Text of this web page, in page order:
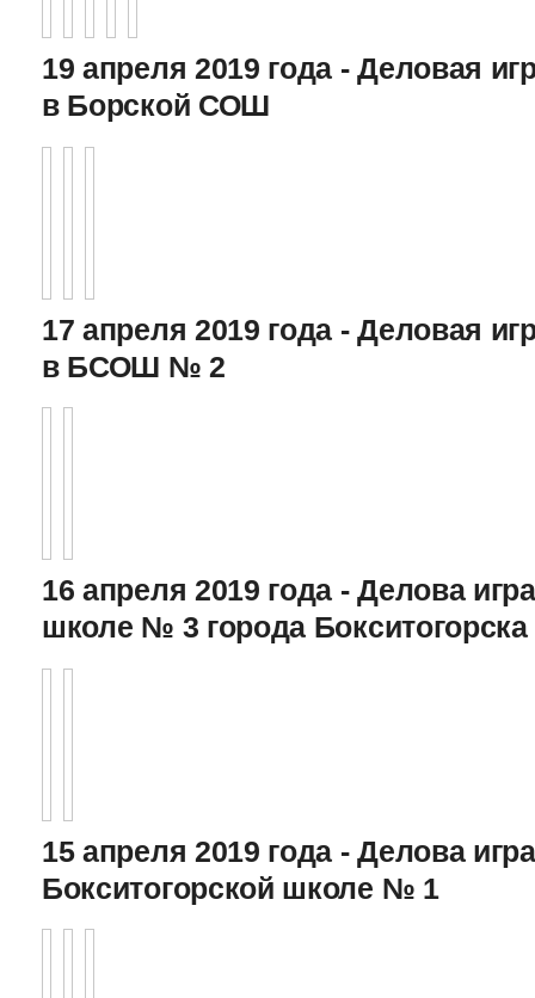
19 апреля 2019 года - Деловая
в Борской СОШ
17 апреля 2019 года - Деловая
в БСОШ № 2
16 апреля 2019 года - Делова
школе № 3 города Бокситогорска
15 апреля 2019 года - Делова
Бокситогорской школе № 1